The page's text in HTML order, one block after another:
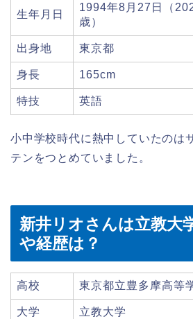
生年月日
1994年8月27日（
歳）
出身地 東京都
身長 165cm
特技 英語
小中学校時代に熱中していたのは
テンをつとめていました。
新井リオさんは立教大
や経歴は？
高校 東京都立豊多摩高等
大学 立教大学